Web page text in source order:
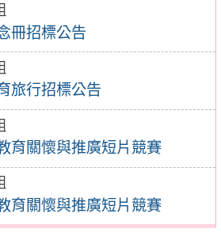
冊招標公告
旅行招標公告
育關懷與推廣短片競賽
育關懷與推廣短片競賽